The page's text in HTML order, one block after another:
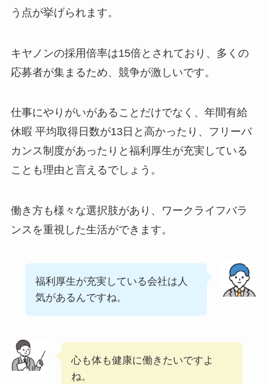
う点が挙げられます。
キヤノンの採用倍率は15倍とされており、多くの
応募者が集まるため、競争が激しいです。
仕事にやりがいがあることだけでなく、年間有給
休暇 平均取得日数が13日と高かったり、フリーバ
カンス制度があったりと福利厚生が充実している
ことも理由と言えるでしょう。
働き方も様々な選択肢があり、ワークライフバラ
ンスを重視した生活ができます。
福利厚生が充実している会社は人
気があるんですね。
心も体も健康に働きたいですよ
ね。